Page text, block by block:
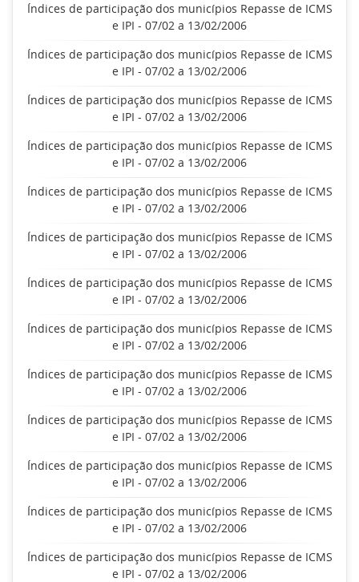
Índices de participação dos municípios Repasse de ICMS
e IPI - 07/02 a 13/02/2006
Índices de participação dos municípios Repasse de ICMS
e IPI - 07/02 a 13/02/2006
Índices de participação dos municípios Repasse de ICMS
e IPI - 07/02 a 13/02/2006
Índices de participação dos municípios Repasse de ICMS
e IPI - 07/02 a 13/02/2006
Índices de participação dos municípios Repasse de ICMS
e IPI - 07/02 a 13/02/2006
Índices de participação dos municípios Repasse de ICMS
e IPI - 07/02 a 13/02/2006
Índices de participação dos municípios Repasse de ICMS
e IPI - 07/02 a 13/02/2006
Índices de participação dos municípios Repasse de ICMS
e IPI - 07/02 a 13/02/2006
Índices de participação dos municípios Repasse de ICMS
e IPI - 07/02 a 13/02/2006
Índices de participação dos municípios Repasse de ICMS
e IPI - 07/02 a 13/02/2006
Índices de participação dos municípios Repasse de ICMS
e IPI - 07/02 a 13/02/2006
Índices de participação dos municípios Repasse de ICMS
e IPI - 07/02 a 13/02/2006
Índices de participação dos municípios Repasse de ICMS
e IPI - 07/02 a 13/02/2006